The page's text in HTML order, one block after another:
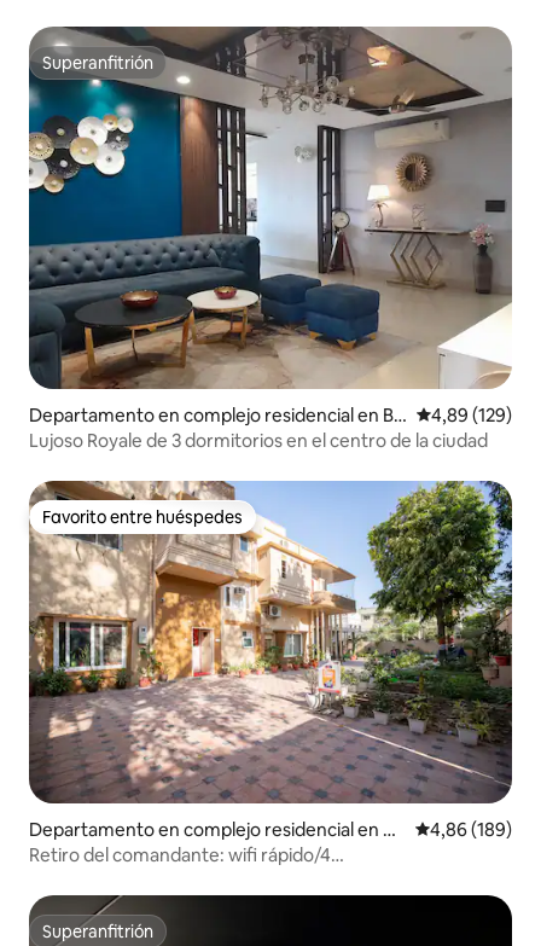
Superanfitrión
Superanfitrión
Departamento en complejo residencial en Ba
nipark
Calificación
4,89 (129)
Lujoso Royale de 3 dormitorios en el centro de la ciudad
Favorito entre huéspedes
Favorito entre huéspedes
Departamento en complejo residencial en As
hok Nagar
Calificación
4,86 (189)
Retiro del comandante: wifi rápido/4
Superanfitrión